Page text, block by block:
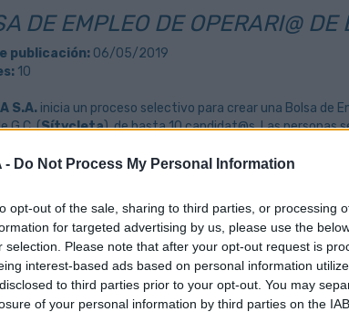
- Do Not Process My Personal Information
opt-out of the sale, sharing to third parties, or processing
for targeted advertising by us, please use the
selection. Please note that after your opt-out request is
interest-based ads based on personal information
to third parties prior to your opt-out. You may
of your personal information by third parties on the
DE EMPLEO DE OPERARI@ DE
publicación:06/05/2019
10
S.A.inicia un proceso selectivo para crear una Bolsa de
G.C. (Sítycleta), de hasta 10 candidat@s. Las personas
y reubicación de las bicicletas entre estaciones
y limpieza básicos de las bicicletas
y limpieza básicos de las estaciones
al usuario
mínimos: